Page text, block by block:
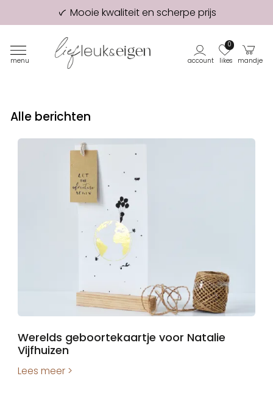
Mooie kwaliteit en scherpe prijs
98% van onze klanten beveelt ons aan!
Eerste proefdruk GRATIS
menu account likes
0
mandje
Alle berichten
Werelds geboortekaartje voor Natalie
Vijfhuizen
Lees meer >